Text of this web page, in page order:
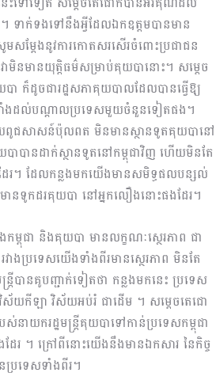
ទាក់ទងទៅនឹងអ្វីដែលឯកឧត្តមបានមាន
សម្ដែងនូវការកោតសរសើរចំពោះប្រជាជន
ាមិនមានយុត្តិធម៌សម្រាប់គុយបានោះ។ សម្ដេច
ា ក៏ដូចជារដ្ឋសភាគុយបាលដែលបានធ្វើឱ្យ
ងដល់បណ្ដាលប្រទេសមួយចំនួនទៀតផង។
ល័យពូជសាសន៍ប៉ុលពត មិនមានស្ថានទូតគុយបានៅ
បាបានដាក់ស្ថានទូតនៅកម្ពុជាវិញ ហើយមិនតែ
រ។ ដែលកន្លងមកយើងមានសមិទ្ធផលបន្សល់
នទូកដរគុយបា នៅអ្នកលឿងនោះផងដែរ។
ពុជា និងគុយបា មានលក្ខណៈស្ថេរភាព ជា
ាងប្រទេសយើងទាំងពីរមានស្ថេរភាព មិនតែ
បានគូបញ្ជាក់ទៀតថា កន្លងមកនេះ ប្រទេស
យកីឡា វិស័យអប់រំ ជាដើម ។ សម្តេចតេជោ
ាយករដ្ឋមន្ត្រីគុយបាទៅកាន់ប្រទេសកម្ពុជា
រ ។ ក្រៅពីនោះយើងនឹងមានឯកសារ នៃកិច្ច
រទេសទាំងពីរ។